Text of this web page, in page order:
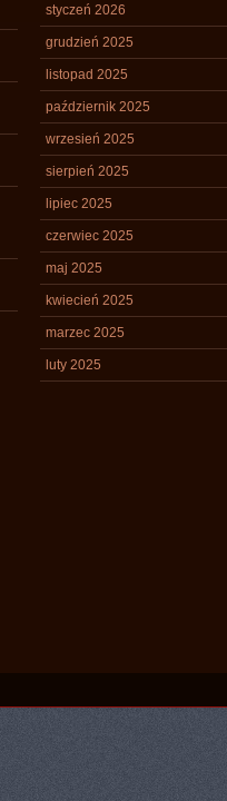
styczeń 2026
grudzień 2025
listopad 2025
październik 2025
wrzesień 2025
sierpień 2025
lipiec 2025
czerwiec 2025
maj 2025
kwiecień 2025
marzec 2025
luty 2025